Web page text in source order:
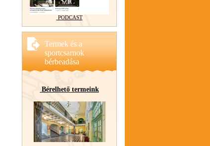
PODCAST
Termek és a
sportcsarnok
bérbeadása
Bérelhető termeink